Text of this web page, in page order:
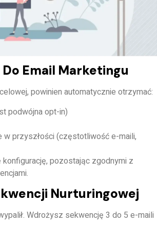
Do Email Marketingu
powinien automatycznie otrzymać:
podwójna opt-in)
przyszłości (częstotliwość e-maili,
konfigurację, pozostając zgodnymi z
Nurturingowej
Wdrożysz sekwencję 3 do 5 e-maili